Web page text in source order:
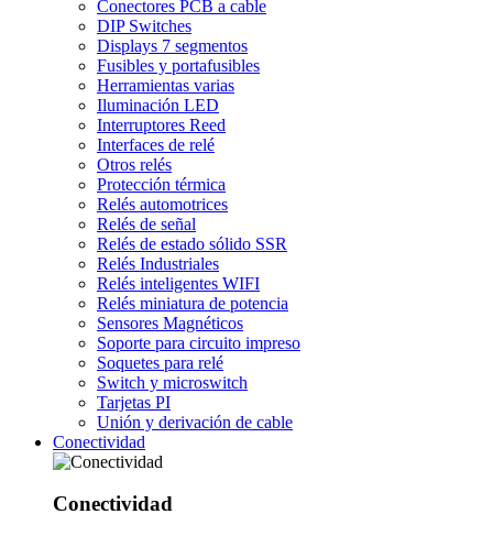
Conectores PCB a cable
DIP Switches
Displays 7 segmentos
Fusibles y portafusibles
Herramientas varias
Iluminación LED
Interruptores Reed
Interfaces de relé
Otros relés
Protección térmica
Relés automotrices
Relés de señal
Relés de estado sólido SSR
Relés Industriales
Relés inteligentes WIFI
Relés miniatura de potencia
Sensores Magnéticos
Soporte para circuito impreso
Soquetes para relé
Switch y microswitch
Tarjetas PI
Unión y derivación de cable
Conectividad
Conectividad